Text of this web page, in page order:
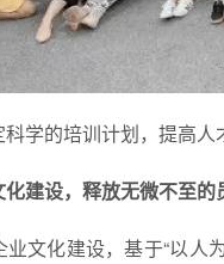
学的培训计划，提高人
建设，释放无微不至的
业文化建设，基于“以人